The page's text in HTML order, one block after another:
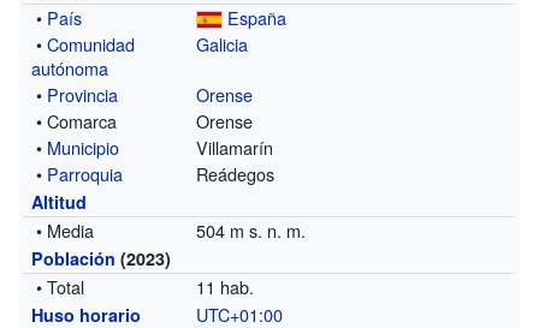
• País
España
•Comunidad
autónoma
Galicia
• Provincia
Orense
• Comarca
Orense
• Municipio
Villamarín
• Parroquia Reádegos
Altitud
• Media 504 m s. n. m.
Población (2023)
• Total 11 hab.
Huso horario UTC+01:00